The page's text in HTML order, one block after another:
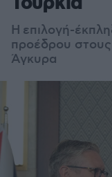
Η επιλογή-
προέδρου
Άγκυρα